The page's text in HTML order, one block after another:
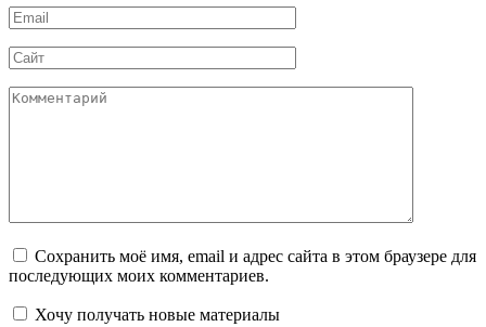
Email
*
Сайт
Комментарий
Сохранить моё имя, email и адрес сайта в этом браузере для
последующих моих комментариев.
Хочу получать новые материалы